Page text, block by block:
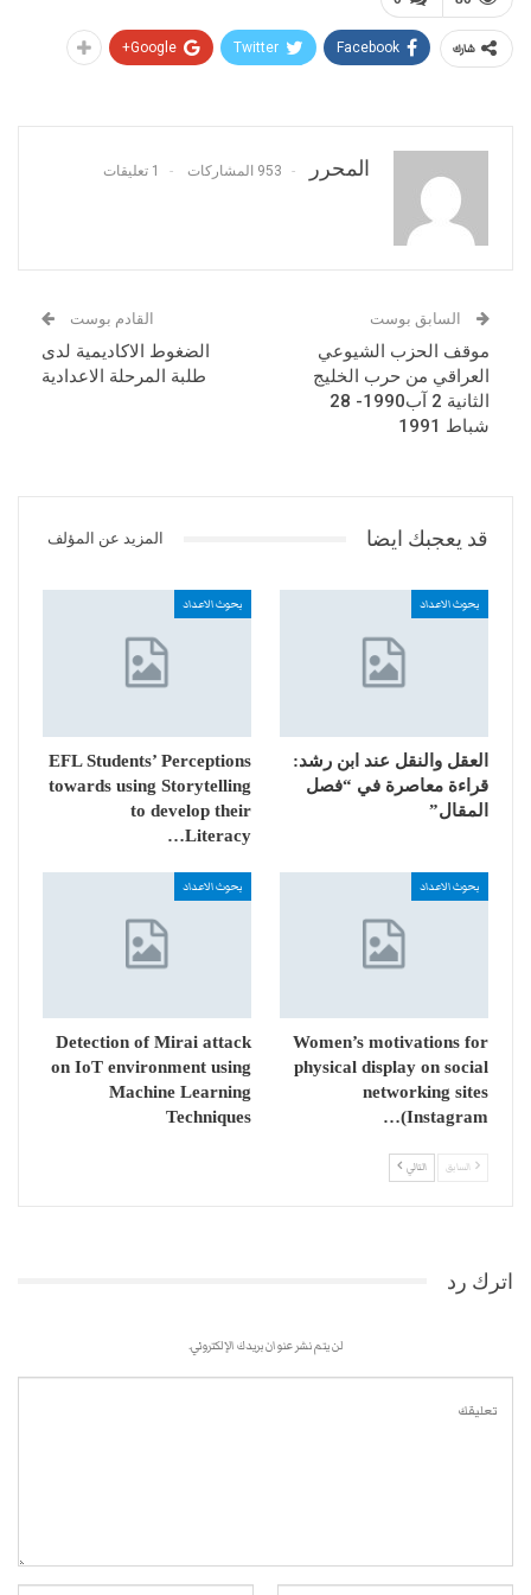
شارك Facebook
Twitter
Google+
المحرر 953 المشاركات 1 تعليقات
السابق بوست
موقف الحزب الشيوعي
العراقي من حرب الخليج
الثانية 2 آب1990- 28
شباط 1991
القادم بوست
الضغوط الاكاديمية لدى
طلبة المرحلة الاعدادية
قد يعجبك ايضا المزيد عن المؤلف
بحوث الاعداد
العقل والنقل عند ابن رشد:
قراءة معاصرة في “فصل
المقال”
بحوث الاعداد
EFL Students’ Perceptions
towards using Storytelling
to develop their
Literacy…
بحوث الاعداد
Women’s motivations for
physical display on social
networking sites
(Instagram…
بحوث الاعداد
Detection of Mirai attack
on IoT environment using
Machine Learning
Techniques
السابق التالي
اترك رد
لن يتم نشر عنوان بريدك الإلكتروني.